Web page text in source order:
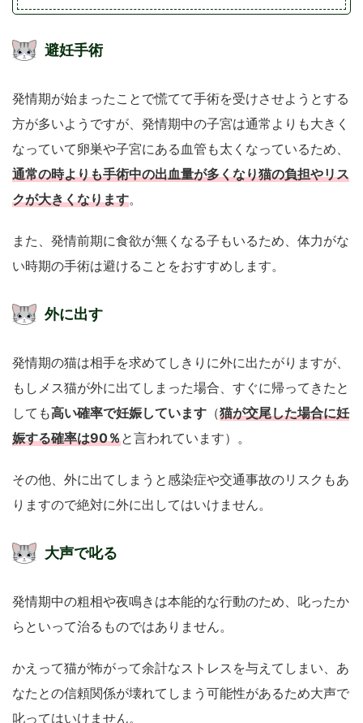
避妊手術
発情期が始まったことで慌てて手術を受けさせようとする
方が多いようですが、発情期中の子宮は通常よりも大きく
なっていて卵巣や子宮にある血管も太くなっているため、
通常の時よりも手術中の出血量が多くなり猫の負担やリス
クが大きくなります。
また、発情前期に食欲が無くなる子もいるため、体力がな
い時期の手術は避けることをおすすめします。
外に出す
発情期の猫は相手を求めてしきりに外に出たがりますが、
もしメス猫が外に出てしまった場合、すぐに帰ってきたと
しても高い確率で妊娠しています （猫が交尾した場合に妊
娠する確率は90％と言われています）。
その他、外に出てしまうと感染症や交通事故のリスクもあ
りますので絶対に外に出してはいけません。
大声で叱る
発情期中の粗相や夜鳴きは本能的な行動のため、叱ったか
らといって治るものではありません。
かえって猫が怖がって余計なストレスを与えてしまい、あ
なたとの信頼関係が壊れてしまう可能性があるため大声で
叱ってはいけません。